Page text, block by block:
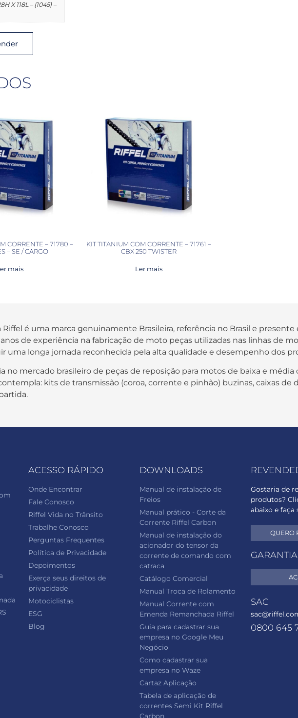
X 118L – (1045) –
CORRENTE – 71780 –
– SE / CARGO
mais
KIT TITANIUM COM CORRENTE – 71761 –
CBX 250 TWISTER
Ler mais
é uma marca genuinamente Brasileira, referência no Brasil e
de experiência na fabricação de moto peças utilizadas nas linhas de
uma longa jornada reconhecida pela alta qualidade e desempenho dos
no mercado brasileiro de peças de reposição para motos de baixa e média
kits de transmissão (coroa, corrente e pinhão) buzinas, caixas de
ACESSO RÁPIDO
Onde Encontrar
Fale Conosco
Riffel Vida no Trânsito
Trabalhe Conosco
Perguntas Frequentes
Política de Privacidade
Depoimentos
Exerça seus direitos de
privacidade
Motociclistas
ESG
Blog
DOWNLOADS
Manual de instalação de
Freios
Manual prático - Corte da
Corrente Riffel Carbon
Manual de instalação do
acionador do tensor da
corrente de comando com
catraca
Catálogo Comercial
Manual Troca de Rolamento
Manual Corrente com
Emenda Remanchada Riffel
Guia para cadastrar sua
empresa no Google Meu
Negócio
Como cadastrar sua
empresa no Waze
Cartaz Aplicação
Tabela de aplicação de
correntes Semi Kit Riffel
Carbon
Gostaria de
produtos?
abaixo e faça
QUERO
SAC
0800 645